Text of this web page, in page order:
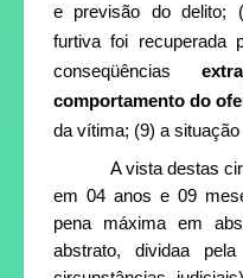
e previsão do delito;
furtiva foi recuperada
conseqüências
comportamento do
da vítima; (9) a
A vista destas
em 04 anos e 09
pena máxima em
abstrato, dividaa